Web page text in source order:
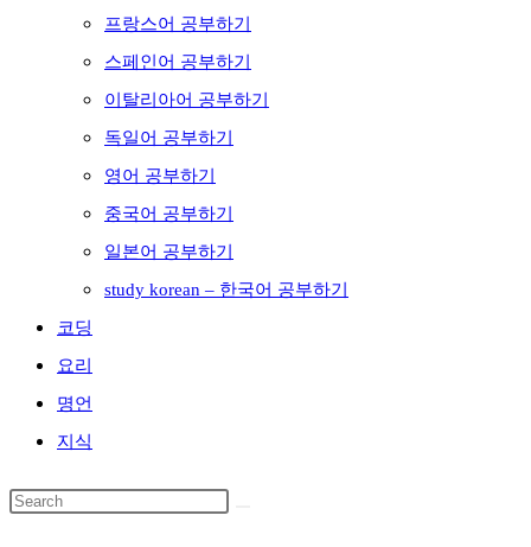
프랑스어 공부하기
스페인어 공부하기
이탈리아어 공부하기
독일어 공부하기
영어 공부하기
중국어 공부하기
일본어 공부하기
study korean – 한국어 공부하기
코딩
요리
명언
지식